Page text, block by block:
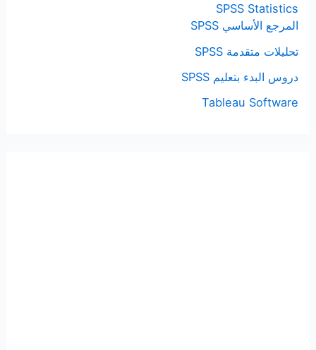
SPSS Statistics
المرجع الأساسي SPSS
تحليلات متقدمة SPSS
دروس البدء بتعليم SPSS
Tableau Software